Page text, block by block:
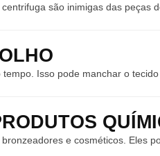
são inimigas das peças
Isso pode manchar o
e cosméticos. Eles